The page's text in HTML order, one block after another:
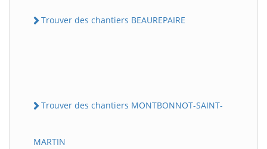
Trouver des chantiers BEAUREPAIRE
Trouver des chantiers MONTBONNOT-SAINT-
MARTIN